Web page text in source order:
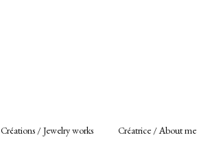
Créations / Jewelry works Créatrice / About me